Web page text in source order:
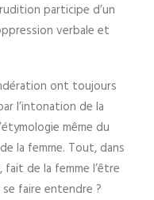
participe d’un
verbale et
ont toujours
l’intonation de la
même du
la femme. Tout, dans
de la femme l’être
faire entendre ?